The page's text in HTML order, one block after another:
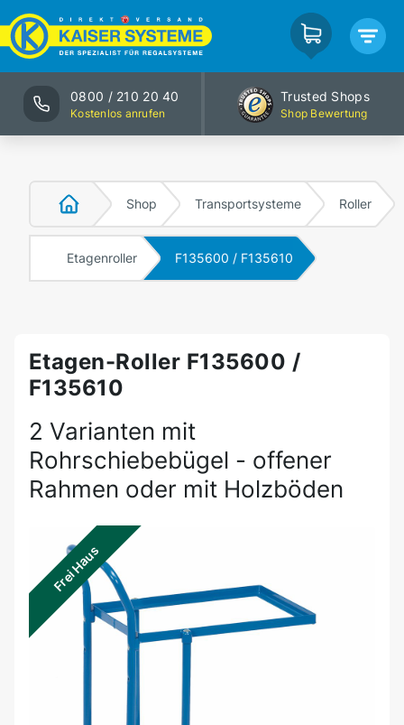
0800 / 210 20 40
Kostenlos anrufen
Trusted Shops
Shop Bewertung
Shop Transportsysteme Roller
Etagenroller F135600 / F135610
Etagen-Roller F135600 /
F135610
2 Varianten mit
Rohrschiebebügel - offener
Rahmen oder mit Holzböden
Frei Haus